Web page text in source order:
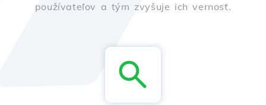
používateľov a tým zvyšuje ich vernosť.